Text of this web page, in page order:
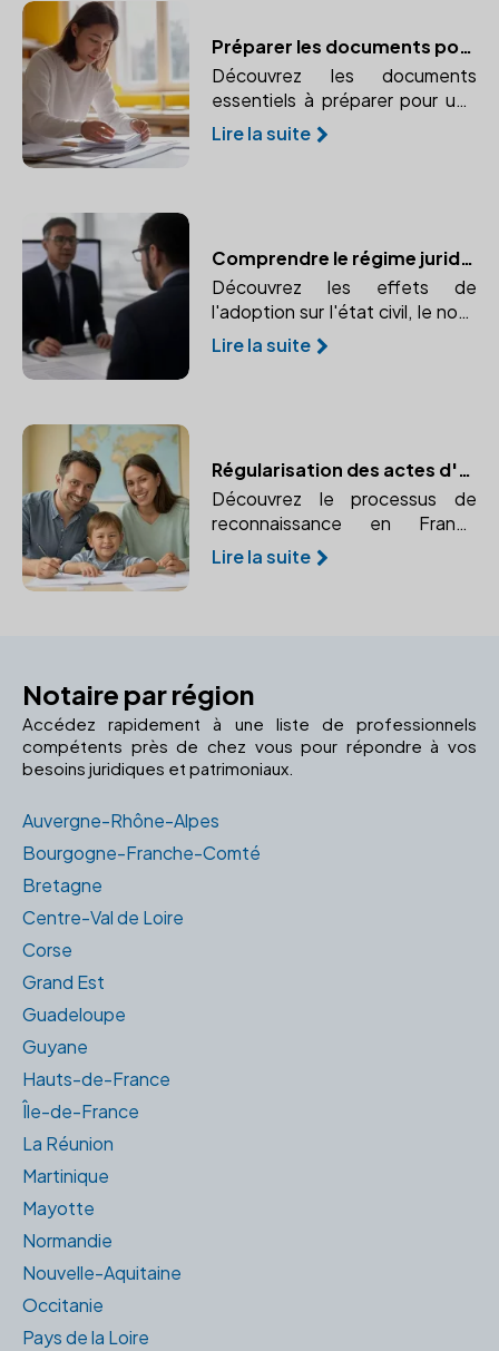
Préparer les documents pour une adoption réussie
Découvrez les documents
essentiels à préparer pour une
adoption réussie et sécurisée
juridiquement. Faites appel à un
Lire la suite
Comprendre le régime juridique de l'adopté et ses changements
Découvrez les effets de
l'adoption sur l'état civil, le nom,
et les droits de l'enfant adopté.
Comprendre l'impact de
Lire la suite
Régularisation des actes d'adoption à l'étranger : un guide pratique
Découvrez le processus de
reconnaissance en France
d'une adoption prononcée à
l'étranger. Comprendre la
Lire la suite
Notaire par région
Accédez rapidement à une liste de professionnels
compétents près de chez vous pour répondre à vos
besoins juridiques et patrimoniaux.
Auvergne-Rhône-Alpes
Bourgogne-Franche-Comté
Bretagne
Centre-Val de Loire
Corse
Grand Est
Guadeloupe
Guyane
Hauts-de-France
Île-de-France
La Réunion
Martinique
Mayotte
Normandie
Nouvelle-Aquitaine
Occitanie
Pays de la Loire